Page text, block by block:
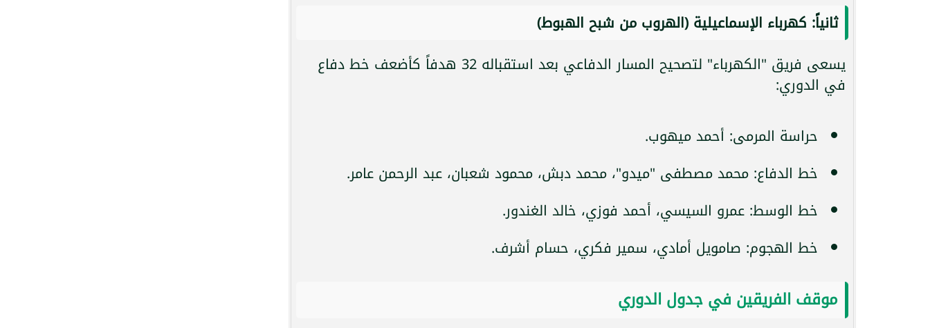
ثانياً: كهرباء الإسماعيلية (الهروب من شبح الهبوط)
يسعى فريق "الكهرباء" لتصحيح المسار الدفاعي بعد استقباله 32 هدفاً كأضعف خط دفاع
في الدوري:
حراسة المرمى: أحمد ميهوب.
خط الدفاع: محمد مصطفى "ميدو"، محمد دبش، محمود شعبان، عبد الرحمن عامر.
خط الوسط: عمرو السيسي، أحمد فوزي، خالد الغندور.
خط الهجوم: صامويل أمادي، سمير فكري، حسام أشرف.
موقف الفريقين في جدول الدوري